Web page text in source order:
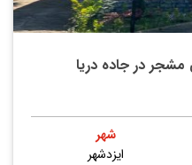
مشجر در جاده دریا
شهر
ایزدشهر